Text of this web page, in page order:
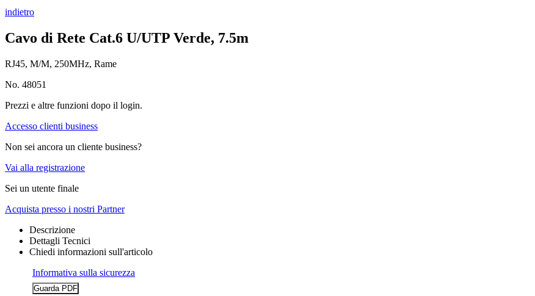
indietro
Cavo di Rete Cat.6 U/UTP Verde, 7.5m
RJ45, M/M, 250MHz, Rame
No. 48051
Prezzi e altre funzioni dopo il login.
Accesso clienti business
Non sei ancora un cliente business?
Vai alla registrazione
Sei un utente finale
Acquista presso i nostri Partner
Descrizione
Dettagli Tecnici
Chiedi informazioni sull'articolo
Informativa sulla sicurezza